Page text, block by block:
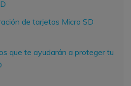
de tarjetas Micro SD
que te ayudarán a proteger tu